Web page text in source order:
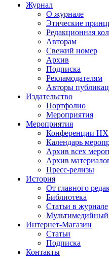
Журнал
О журнале
Этические
Редакционная
Авторам
Свежий номер
Архив
Подписка
Рекламодателям
Авторы
Издательство
Портфолио
Мероприятия
Мероприятия
Конференции НХ
Календарь
Архив всех
Архив
Пресс-релизы
История
От главного
Библиотека
Статьи в журнале
Мультимедийный
Интернет-Магазин
Статьи
Подписка
Контакты